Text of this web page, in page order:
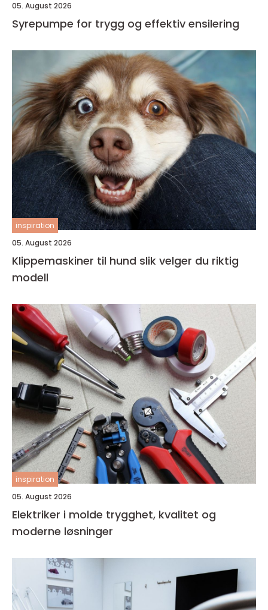
05. August 2026
Syrepumpe for trygg og effektiv ensilering
inspiration
05. August 2026
Klippemaskiner til hund slik velger du riktig
modell
inspiration
05. August 2026
Elektriker i molde trygghet, kvalitet og
moderne løsninger